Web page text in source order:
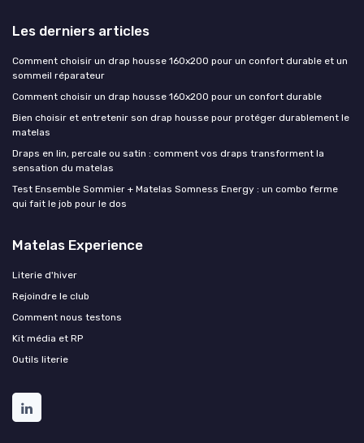
Les derniers articles
Comment choisir un drap housse 160x200 pour un confort durable et un
sommeil réparateur
Comment choisir un drap housse 160x200 pour un confort durable
Bien choisir et entretenir son drap housse pour protéger durablement le
matelas
Draps en lin, percale ou satin : comment vos draps transforment la
sensation du matelas
Test Ensemble Sommier + Matelas Somness Energy : un combo ferme
qui fait le job pour le dos
Matelas Experience
Literie d'hiver
Rejoindre le club
Comment nous testons
Kit média et RP
Outils literie